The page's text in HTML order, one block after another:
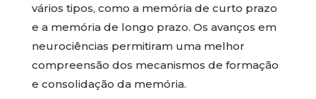
vários tipos, como a memória de curto prazo
e a memória de longo prazo. Os avanços em
neurociências permitiram uma melhor
compreensão dos mecanismos de formação
e consolidação da memória.